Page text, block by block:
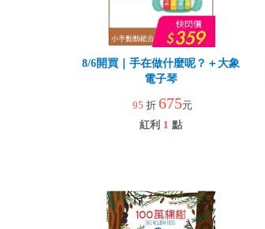
8/6開買｜手在做什麼呢？＋大象
電子琴
95 折 675元
紅利 1 點